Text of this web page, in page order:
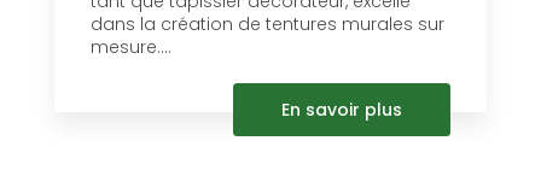
dans la création de tentures murales sur
mesure....
En savoir plus